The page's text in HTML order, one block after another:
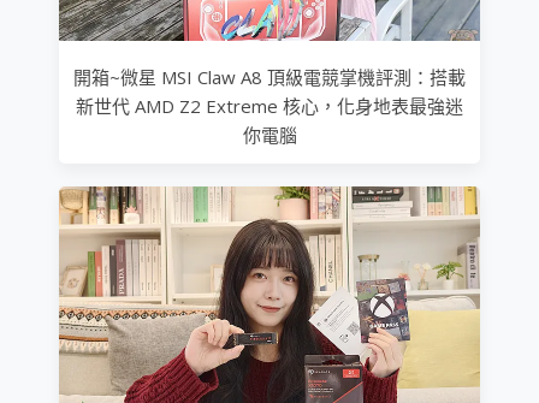
開箱~微星 MSI Claw A8 頂級電競掌機評測：搭載
新世代 AMD Z2 Extreme 核心，化身地表最強迷
你電腦